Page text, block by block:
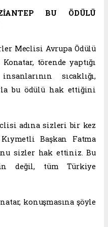
BU ÖDÜLÜ
Meclisi Avrupa Ödülü
törende yaptığı
sıcaklığı,
bu ödülü hak ettiğini
adına sizleri bir kez
Başkan Fatma
sizler hak ettiniz. Bu
değil, tüm Türkiye
konuşmasına şöyle